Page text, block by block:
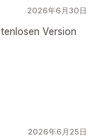
2026年6月30日
Version
2026年6月25日